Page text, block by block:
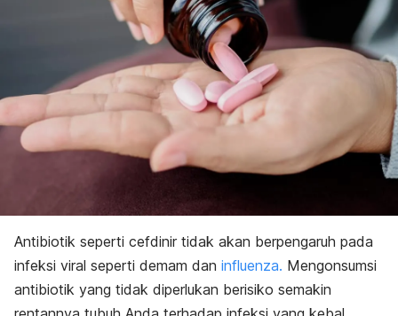
Antibiotik seperti cefdinir tidak akan berpengaruh pada
infeksi viral seperti demam dan influenza. Mengonsumsi
antibiotik yang tidak diperlukan berisiko semakin